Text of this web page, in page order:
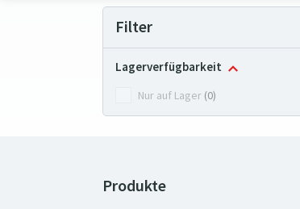
Filter
Lagerverfügbarkeit
Nur auf Lager (0)